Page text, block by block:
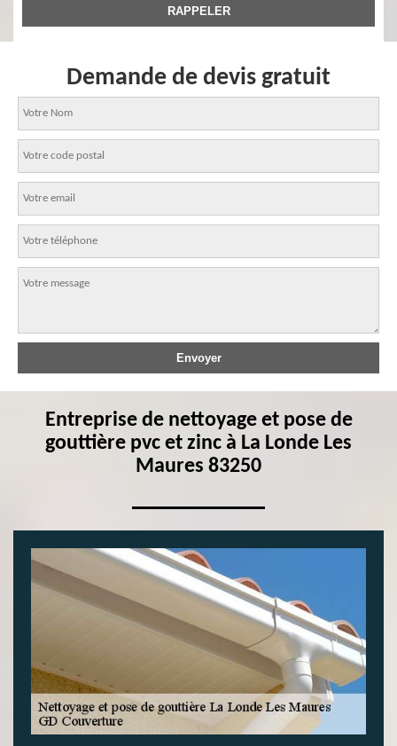
Demande de devis gratuit
Entreprise de nettoyage et pose de
gouttière pvc et zinc à La Londe Les
Maures 83250